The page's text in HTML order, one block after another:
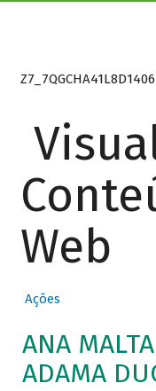
Web
Ações
ANA
ADAMA